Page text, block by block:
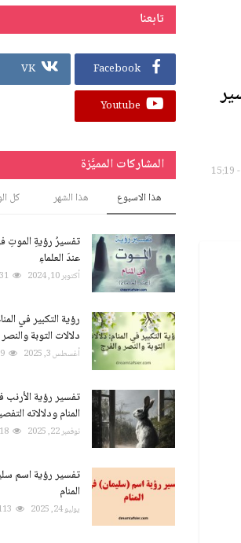
تابعنا
Facebook
VK
Youtube
المشاركات المميَّزة
هذا الاسبوع هذا الشهر كل
تفسيرُ رؤيةِ الموتِ
عندَ العلماءِ
أكتوبر 10, 2024
رؤية التكبير في
دلالات التوبة
أغسطس 3, 2025
تفسير رؤية الأرنب
المنام ودلالاته
نوفمبر 22, 2025
تفسير رؤية اسم
المنام
يوليو 24, 2025